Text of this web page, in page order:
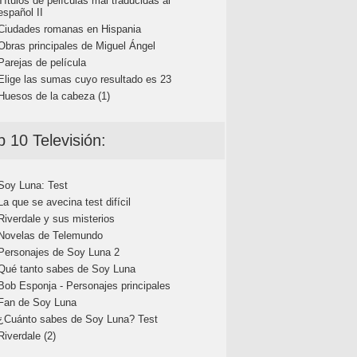
II
romanas en Hispania
principales de Miguel Ángel
de película
las sumas cuyo resultado es 23
de la cabeza (1)
10 Televisión:
Luna: Test
que se avecina test difícil
y sus misterios
de Telemundo
de Soy Luna 2
tanto sabes de Soy Luna
Esponja - Personajes principales
de Soy Luna
sabes de Soy Luna? Test
(2)